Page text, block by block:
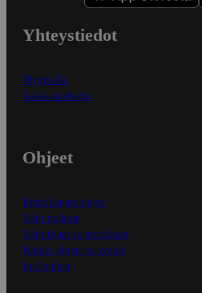
Yhteystiedot
Myymälät
Asiakaspalvelu
Ohjeet
Ensitilaajan ohjeet
Näin maksat
Näin tilaat ja muokkaat
Kaikki ohjeet ja vinkit
In English